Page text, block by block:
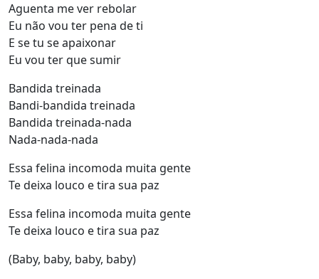
Aguenta me ver rebolar
Eu não vou ter pena de ti
E se tu se apaixonar
Eu vou ter que sumir
Bandida treinada
Bandi-bandida treinada
Bandida treinada-nada
Nada-nada-nada
Essa felina incomoda muita gente
Te deixa louco e tira sua paz
Essa felina incomoda muita gente
Te deixa louco e tira sua paz
(Baby, baby, baby, baby)